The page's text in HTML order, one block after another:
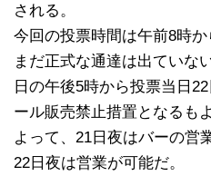
される。
今回の投票時間は午前8時か
まだ正式な通達は出ていな
日の午後5時から投票当日
ール販売禁止措置となるもよ
よって、21日夜はバーの営
22日夜は営業が可能だ。